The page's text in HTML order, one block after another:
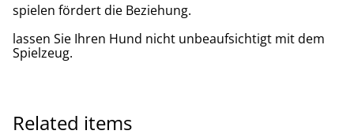
spielen fördert die Beziehung.
lassen Sie Ihren Hund nicht unbeaufsichtigt mit dem
Spielzeug.
Related items